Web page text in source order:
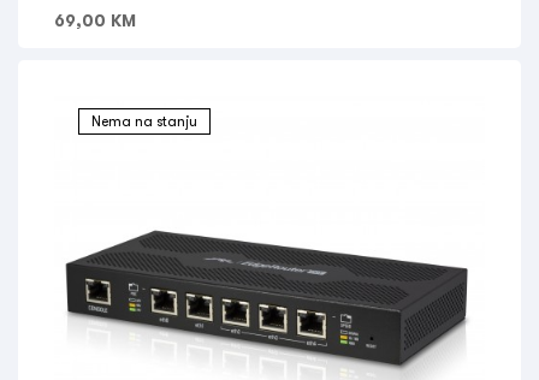
69,00 KM
Nema na stanju